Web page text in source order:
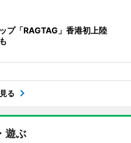
プ「RAGTAG」香港初上陸
る
遊ぶ